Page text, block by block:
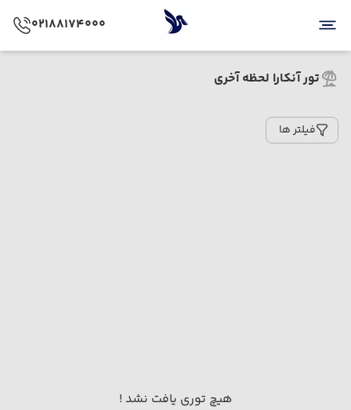
02188174000
تور آنکارا لحظه آخری
فیلتر ها
هیچ توری یافت نشد !